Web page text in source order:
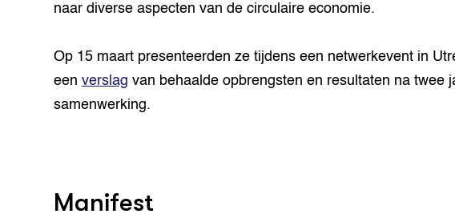
naar diverse aspecten van de circulaire economie.
Op 15 maart presenteerden ze tijdens een netwerkevent in
een verslag van behaalde opbrengsten en resultaten na twee
samenwerking.
Manifest